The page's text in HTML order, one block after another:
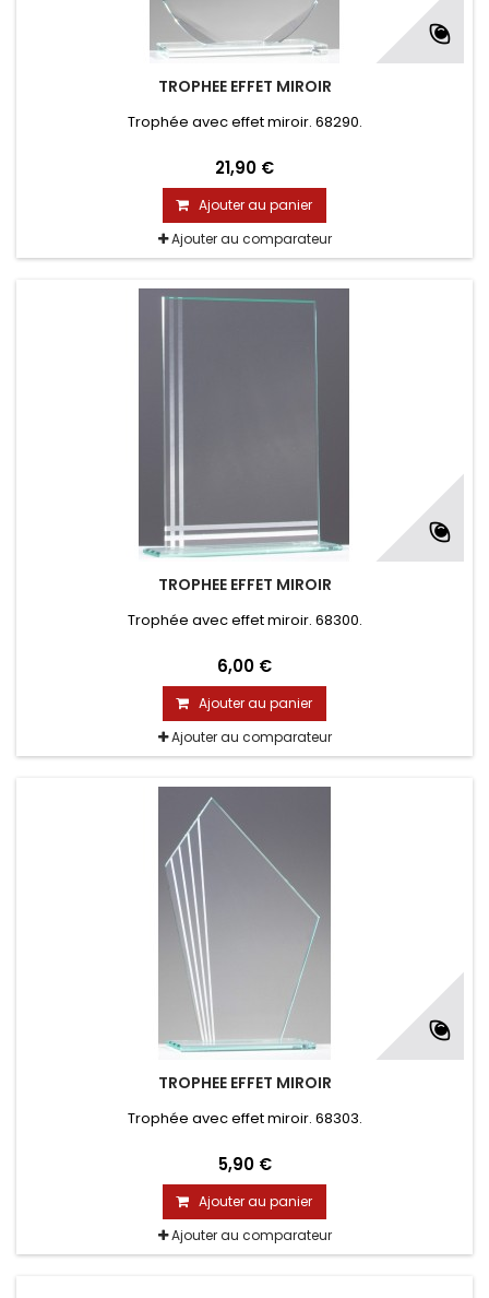
TROPHEE EFFET MIROIR
Trophée avec effet miroir. 68290.
21,90 €
Ajouter au panier
Ajouter au comparateur
TROPHEE EFFET MIROIR
Trophée avec effet miroir. 68300.
6,00 €
Ajouter au panier
Ajouter au comparateur
TROPHEE EFFET MIROIR
Trophée avec effet miroir. 68303.
5,90 €
Ajouter au panier
Ajouter au comparateur